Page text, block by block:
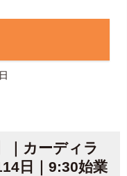
｜カーディラ
日｜9:30始業